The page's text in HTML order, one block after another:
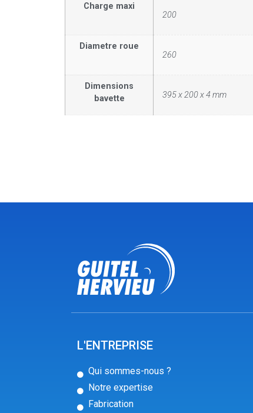
Charge maxi
200
Diametre roue
260
Dimensions
bavette
395 x 200 x 4 mm
L'ENTREPRISE
Qui sommes-nous ?
Notre expertise
Fabrication